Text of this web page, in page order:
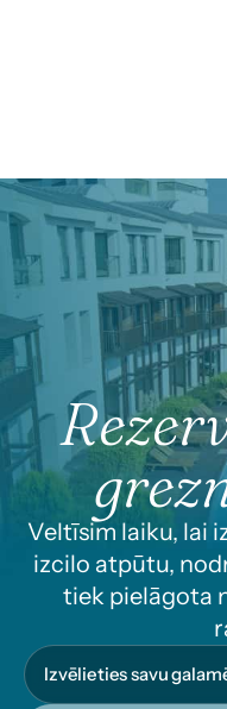
Veltīsim laiku, lai
izcilo atpūtu,
tiek pielāgota